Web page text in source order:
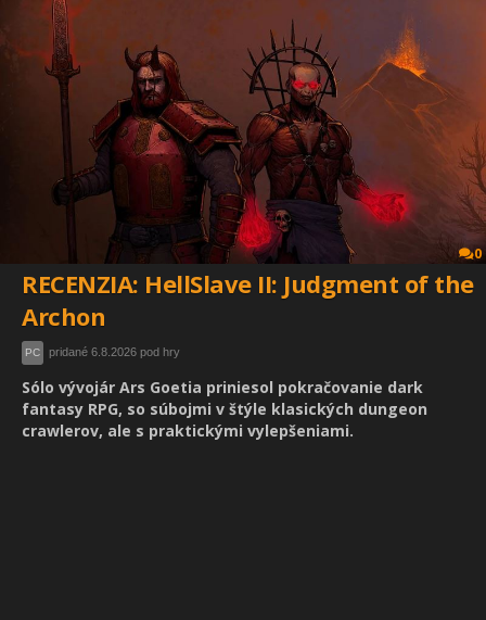
0
RECENZIA: HellSlave II: Judgment of the
Archon
PC pridané 6.8.2026 pod hry
Sólo vývojár Ars Goetia priniesol pokračovanie dark
fantasy RPG, so súbojmi v štýle klasických dungeon
crawlerov, ale s praktickými vylepšeniami.